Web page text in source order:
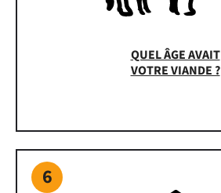
QUEL ÂGE AVAIT
VOTRE VIANDE ?
6